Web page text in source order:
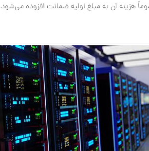
هزینه آن به مبلغ اولیه ضمانت افزوده